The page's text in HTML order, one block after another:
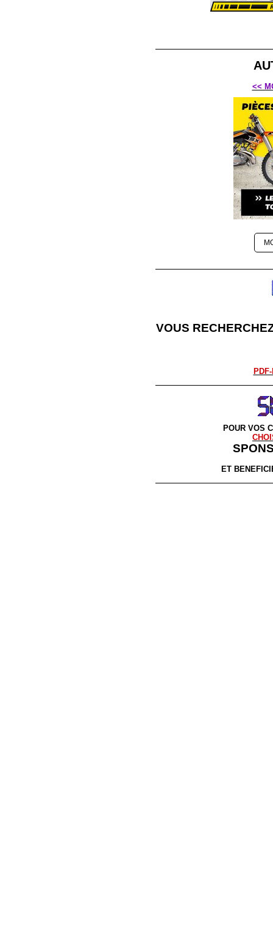
<<
VOUS
POUR VOS
ET